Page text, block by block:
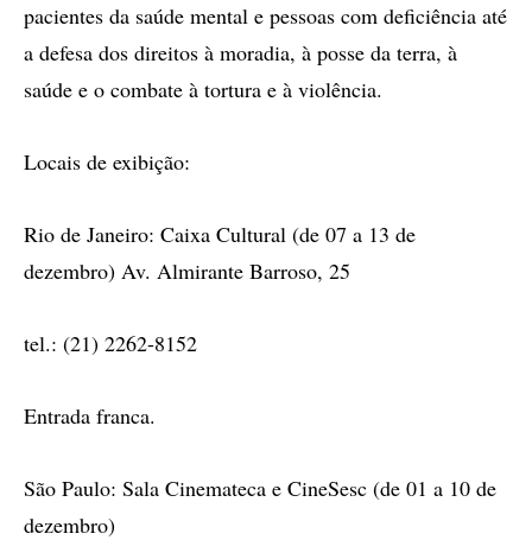
pacientes da saúde mental e pessoas com deficiência até
a defesa dos direitos à moradia, à posse da terra, à
saúde e o combate à tortura e à violência.
Locais de exibição:
Rio de Janeiro: Caixa Cultural (de 07 a 13 de
dezembro) Av. Almirante Barroso, 25
tel.: (21) 2262-8152
Entrada franca.
São Paulo: Sala Cinemateca e CineSesc (de 01 a 10 de
dezembro)